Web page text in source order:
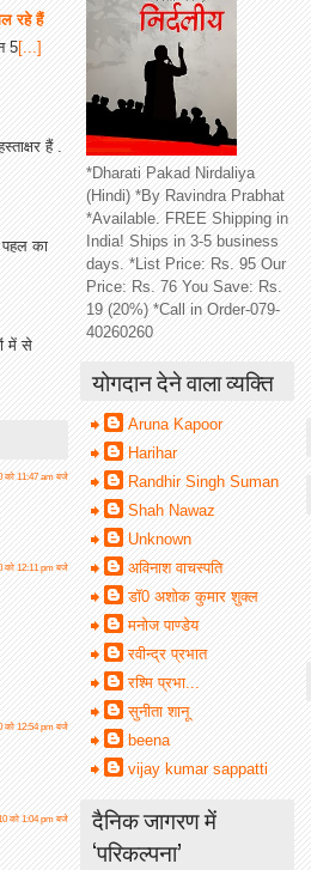
रहे हैं
5[...]
हैं .
पहल का
में से
को 11:47 am बजे
को 12:11 pm बजे
को 12:54 pm बजे
को 1:04 pm बजे
*Dharati Pakad Nirdaliya
(Hindi) *By Ravindra Prabhat
*Available. FREE Shipping in
India! Ships in 3-5 business
days. *List Price: Rs. 95 Our
Price: Rs. 76 You Save: Rs.
19 (20%) *Call in Order-079-
40260260
योगदान देने वाला व्यक्ति
Aruna Kapoor
Harihar
Randhir Singh Suman
Shah Nawaz
Unknown
अविनाश वाचस्पति
डॉ0 अशोक कुमार शुक्ल
मनोज पाण्डेय
रवीन्द्र प्रभात
रश्मि प्रभा...
सुनीता शानू
beena
vijay kumar sappatti
दैनिक जागरण में
‘परिकल्पना’